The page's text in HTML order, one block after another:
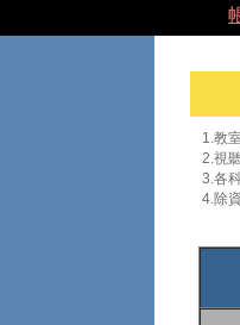
1.教
2.視
3.各
4.除